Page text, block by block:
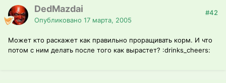
DedMazdai
Опубликовано 17 марта, 2005
#42
Может кто раскажет как правильно проращивать корм. И что
потом с ним делать после того как вырастет? :drinks_cheers: